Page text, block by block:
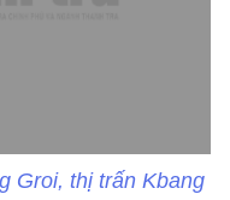
Groi, thị trấn Kbang